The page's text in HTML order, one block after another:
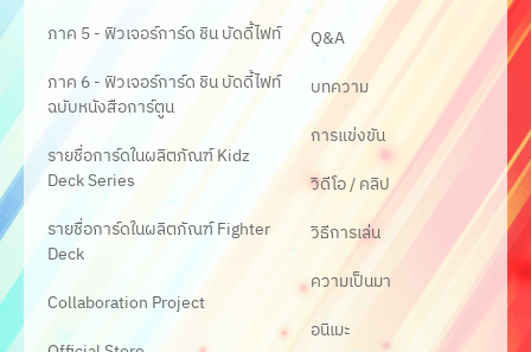
ภาค 5 - ฟิวเจอร์การ์ด ชิน บัดดี้ไฟท์
ภาค 6 - ฟิวเจอร์การ์ด ชิน บัดดี้ไฟท์
ฉบับหนังสือการ์ตูน
รายชื่อการ์ดในผลิตภัณฑ์ Kidz
Deck Series
รายชื่อการ์ดในผลิตภัณฑ์ Fighter
Deck
Collaboration Project
Q&A
บทความ
การแข่งขัน
วิดีโอ / คลิป
วิธีการเล่น
ความเป็นมา
อนิเมะ